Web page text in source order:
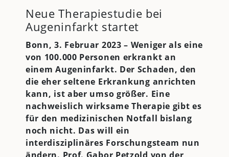
Neue Therapiestudie bei
Augeninfarkt startet
Bonn, 3. Februar 2023 – Weniger als eine
von 100.000 Personen erkrankt an
einem Augeninfarkt. Der Schaden, den
die eher seltene Erkrankung anrichten
kann, ist aber umso größer. Eine
nachweislich wirksame Therapie gibt es
für den medizinischen Notfall bislang
noch nicht. Das will ein
interdisziplinäres Forschungsteam nun